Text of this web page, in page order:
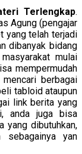
Terlengkap.
Agung (pengajar
yang telah terjadi
dibanyak bidang
mulai
mempermudah
berbagai
tabloid ataupun
link berita yang
anda juga bisa
yang dibutuhkan,
yan